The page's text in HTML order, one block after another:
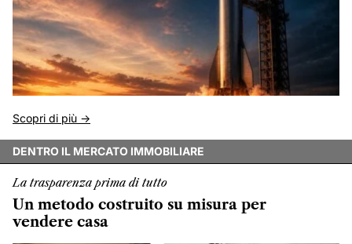
Scopri di più ->
DENTRO IL MERCATO IMMOBILIARE
La trasparenza prima di tutto
Un metodo costruito su misura per
vendere casa